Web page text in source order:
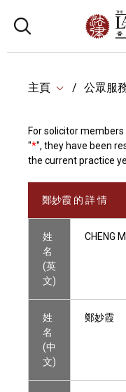
主頁 公眾服
For solicitor
"*", they have been
the current practice
鄭妙霞 的 詳 情
姓
名
(英
文)
CHENG
姓
名
(中
文)
鄭妙霞